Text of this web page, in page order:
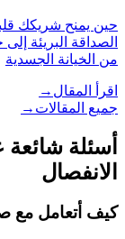
حين يمنح شريكك
الصداقة البريئة
من الخيانة الجسدية
اقرأ المقال →
جميع المقالات →
أسئلة
الانفصال
كيف أتعامل مع